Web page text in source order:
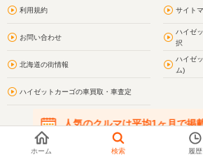
利用規約 サイト
お問い合わせ
ハイゼ
択
北海道の街情報
ハイゼ
ム)
ハイゼットカーゴの車買取・車査定
人気のクルマは平均1ヶ月で掲
在庫が無くなる前にお問い合わせく
ホーム 検索 履歴